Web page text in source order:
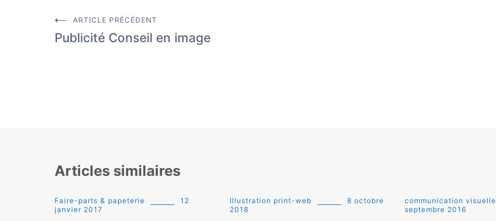
Navigation
de
ARTICLE PRÉCÉDENT
Publicité Conseil en image
Articles similaires
Faire-parts & papeterie
12
janvier 2017
Illustration print-web
8 octobre
2018
communication visuelle
septembre 2016